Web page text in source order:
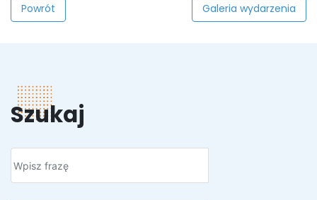
Powrót Galeria wydarzenia
Szukaj